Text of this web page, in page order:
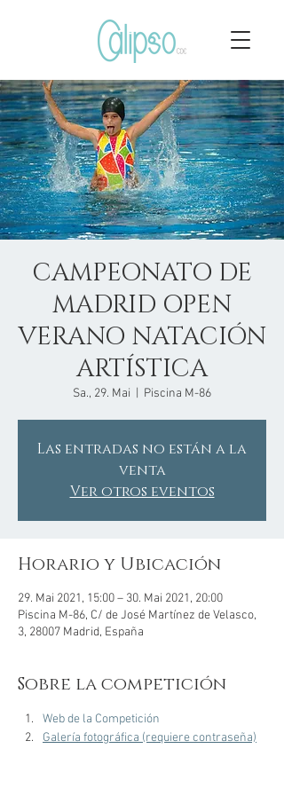
CAMPEONATO DE
MADRID OPEN
VERANO NATACIÓN
ARTÍSTICA
Sa., 29. Mai Piscina M-86
Las entradas no están a la
venta
Ver otros eventos
Horario y Ubicación
29. Mai 2021, 15:00 – 30. Mai 2021, 20:00
Piscina M-86, C/ de José Martínez de Velasco,
3, 28007 Madrid, España
Sobre la competición
Web de la Competición
Galería fotográfica (requiere contraseña)